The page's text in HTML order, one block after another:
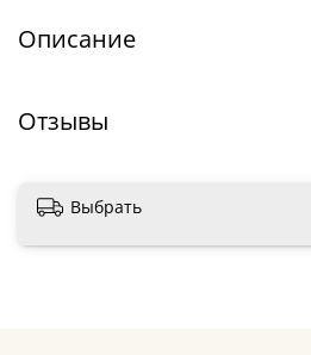
Описание
Отзывы
Выбрать